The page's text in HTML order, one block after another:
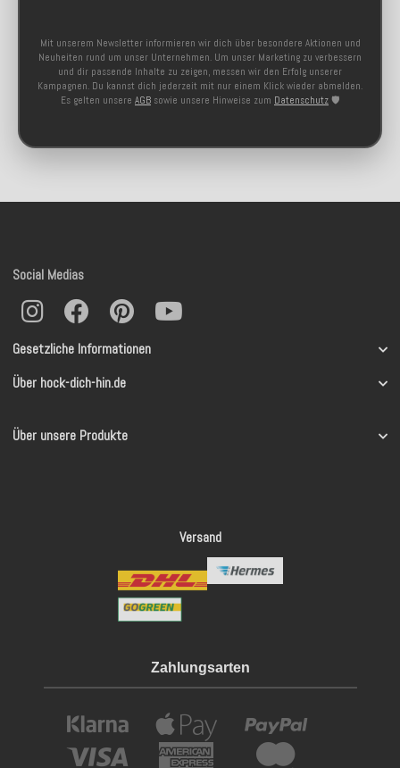
Mit unserem Newsletter informieren wir dich über besondere Aktionen und
Neuheiten rund um unser Unternehmen. Um unser Marketing zu verbessern
und dir passende Inhalte zu zeigen, messen wir den Erfolg unserer
Kampagnen. Du kannst dich jederzeit mit nur einem Klick wieder abmelden.
Es gelten unsere AGB sowie unsere Hinweise zum Datenschutz 🛡️
Gesetzliche Informationen
Über hock-dich-hin.de
Über unsere Produkte
Social Medias
Versand
Zahlungsarten